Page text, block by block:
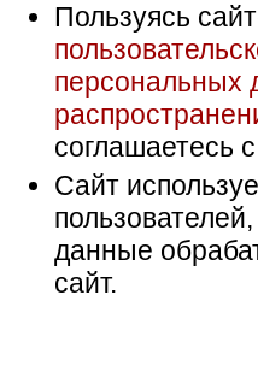
Пользуясь
персональных
соглашаетесь с
Сайт
данные
сайт.